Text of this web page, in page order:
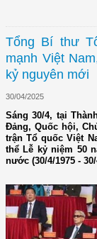
Tổng Bí thư
mạnh Việt
kỷ nguyên mới
30/04/2025
Sáng 30/4, tại
Đảng, Quốc hội,
trận Tổ quốc Việt
thể Lễ kỷ niệm 50
nước (30/4/1975 -